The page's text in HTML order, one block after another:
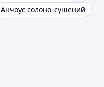
Анчоус солоно-сушений